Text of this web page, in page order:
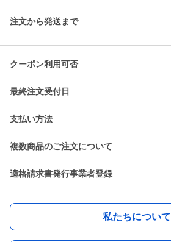
注文から発送まで
クーポン利用可否
最終注文受付日
支払い方法
複数商品のご注文について
適格請求書発行事業者登録
私たちについて